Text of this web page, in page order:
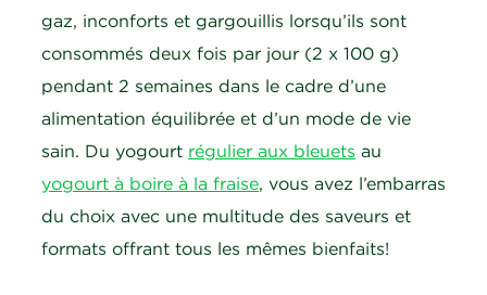
gaz, inconforts et gargouillis lorsqu’ils sont
consommés deux fois par jour (2 x 100 g)
pendant 2 semaines dans le cadre d’une
alimentation équilibrée et d’un mode de vie
sain. Du yogourt régulier aux bleuets au
yogourt à boire à la fraise, vous avez l’embarras
du choix avec une multitude des saveurs et
formats offrant tous les mêmes bienfaits!